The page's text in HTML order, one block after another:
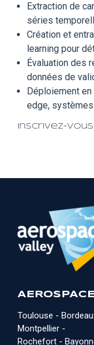
Extraction de
séries
Création et
learning pour
Évaluation des
données de
Déploiement
edge,
Inscrivez-vous
Toulouse -
Montpellier -
Rochefort -